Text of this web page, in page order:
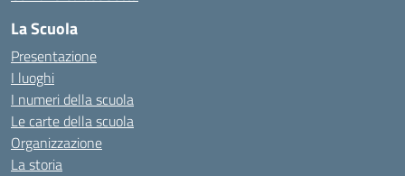
La Scuola
Presentazione
I luoghi
I numeri della scuola
Le carte della scuola
Organizzazione
La storia